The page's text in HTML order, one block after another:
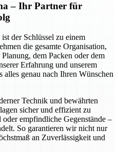
– Ihr Partner für
der Schlüssel zu einem
die gesamte Organisation,
dem Packen oder dem
Erfahrung und unserem
genau nach Ihren Wünschen
Technik und bewährten
sicher und effizient zu
empfindliche Gegenstände –
So garantieren wir nicht nur
an Zuverlässigkeit und